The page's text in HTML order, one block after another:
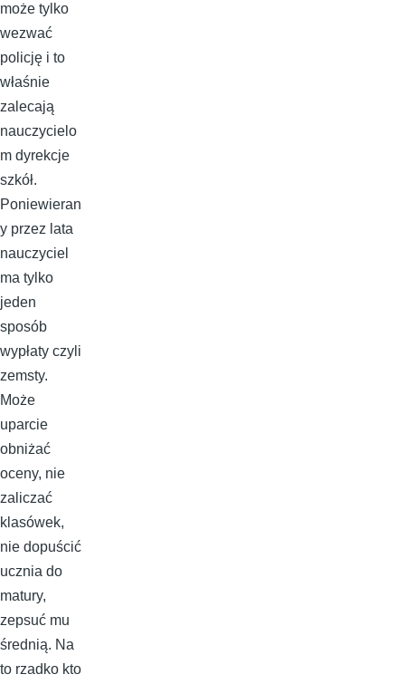
może tylko
wezwać
policję i to
właśnie
zalecają
nauczycielo
m dyrekcje
szkół.
Poniewieran
y przez lata
nauczyciel
ma tylko
jeden
sposób
wypłaty czyli
zemsty.
Może
uparcie
obniżać
oceny, nie
zaliczać
klasówek,
nie dopuścić
ucznia do
matury,
zepsuć mu
średnią. Na
to rzadko kto